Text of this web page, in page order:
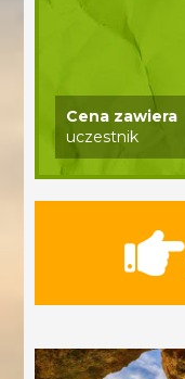
Cena zawiera
uczestnik